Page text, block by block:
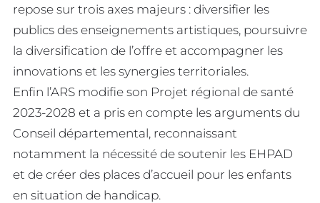
repose sur trois axes majeurs : diversifier les
publics des enseignements artistiques, poursuivre
la diversification de l’offre et accompagner les
innovations et les synergies territoriales.
Enfin l’ARS modifie son Projet régional de santé
2023-2028 et a pris en compte les arguments du
Conseil départemental, reconnaissant
notamment la nécessité de soutenir les EHPAD
et de créer des places d’accueil pour les enfants
en situation de handicap.